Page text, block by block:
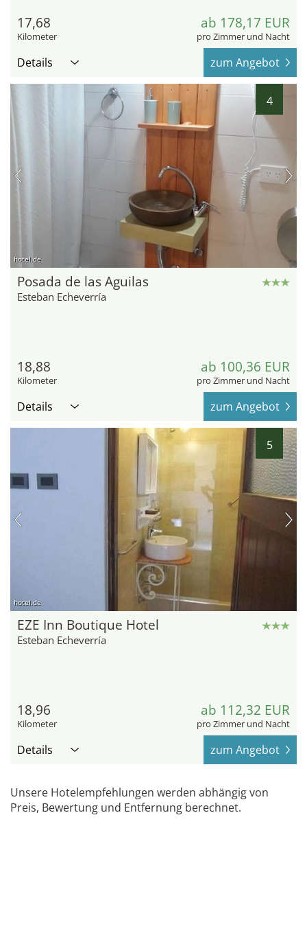
17,68
Kilometer
ab 178,17 EUR
pro Zimmer und Nacht
Details zum Angebot
4
hotel.de
Posada de las Aguilas
Esteban Echeverría
18,88
Kilometer
ab 100,36 EUR
pro Zimmer und Nacht
Details zum Angebot
5
hotel.de
EZE Inn Boutique Hotel
Esteban Echeverría
18,96
Kilometer
ab 112,32 EUR
pro Zimmer und Nacht
Details zum Angebot
Unsere Hotelempfehlungen werden abhängig von
Preis, Bewertung und Entfernung berechnet.